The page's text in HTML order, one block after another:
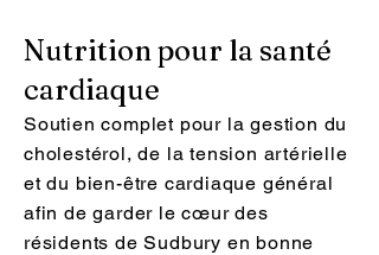
Nutrition pour la santé
cardiaque
Soutien complet pour la gestion du
cholestérol, de la tension artérielle
et du bien-être cardiaque général
afin de garder le cœur des
résidents de Sudbury en bonne